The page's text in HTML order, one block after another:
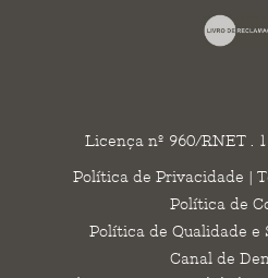
Licença nº 960/RNET .
Política de Privacidade |
Política de
Política de Qualidade e
Canal de